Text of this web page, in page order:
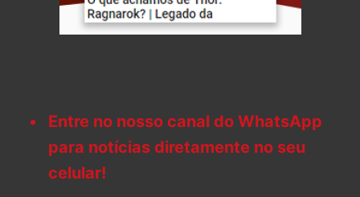
Entre no nosso canal do WhatsApp
para notícias diretamente no seu
celular!